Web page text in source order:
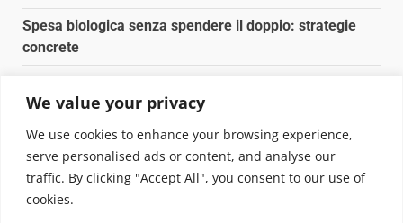
We value your privacy
We use cookies to enhance your browsing experience,
serve personalised ads or content, and analyse our
traffic. By clicking "Accept All", you consent to our use of
cookies.
Spesa biologica senza spendere il doppio: strategie
concrete
Pulizia naturale della casa: 3 ingredienti che
sostituiscono 10 prodotti chimici
Copyright © 2025 Biopianeta.it proprietà di Jws Media